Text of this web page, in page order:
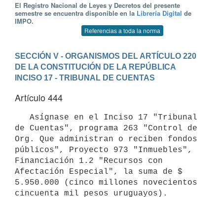
El Registro Nacional de Leyes y Decretos del presente
semestre se encuentra disponible en la Librería Digital de
IMPO.
Referencias a toda la norma
SECCIÓN V - ORGANISMOS DEL ARTÍCULO 220
DE LA CONSTITUCIÓN DE LA REPÚBLICA
INCISO 17 - TRIBUNAL DE CUENTAS
Artículo 444
de Cuentas", programa 263 "Control de
Org. Que administran o reciben fondos
públicos", Proyecto 973 "Inmuebles",
Financiación 1.2 "Recursos con
Afectación Especial", la suma de $
5.950.000 (cinco millones novecientos